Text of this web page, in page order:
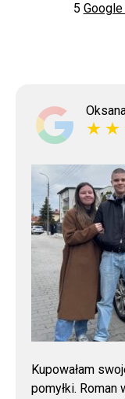
5
Kupowałam
pomyłki. Roman